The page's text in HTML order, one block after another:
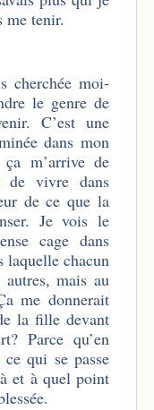
me tenir.
cherchée moi-
le genre de
C’est une
dans mon
m’arrive de
de vivre dans
de ce que la
Je vois le
cage dans
laquelle chacun
mais au
me donnerait
la fille devant
Parce qu’en
qui se passe
et à quel point